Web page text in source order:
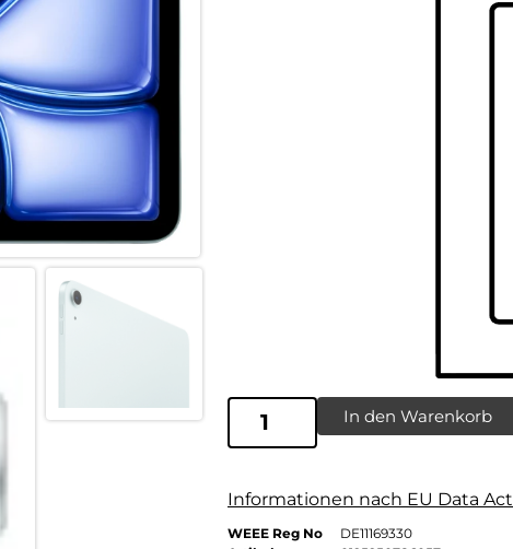
In den Warenkorb
Informationen nach EU Data Act
WEEE Reg No
DE11169330